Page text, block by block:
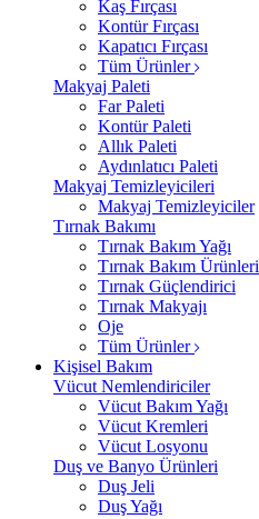
Kaş Fırçası
Kontür Fırçası
Kapatıcı Fırçası
Tüm Ürünler
Makyaj Paleti
Far Paleti
Kontür Paleti
Allık Paleti
Aydınlatıcı Paleti
Makyaj Temizleyicileri
Makyaj Temizleyiciler
Tırnak Bakımı
Tırnak Bakım Yağı
Tırnak Bakım Ürünleri
Tırnak Güçlendirici
Tırnak Makyajı
Oje
Tüm Ürünler
Kişisel Bakım
Vücut Nemlendiriciler
Vücut Bakım Yağı
Vücut Kremleri
Vücut Losyonu
Duş ve Banyo Ürünleri
Duş Jeli
Duş Yağı